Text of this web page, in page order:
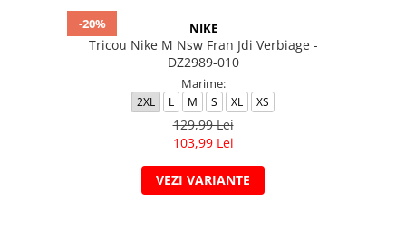
-20% NIKE
Tricou Nike M Nsw Fran Jdi Verbiage -
DZ2989-010
Marime:
2XL L M S XL XS
129,99 Lei
103,99 Lei
VEZI VARIANTE